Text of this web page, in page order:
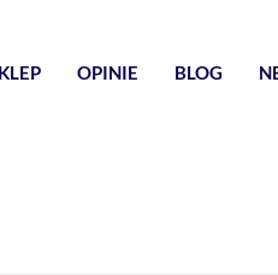
OPINIE BLOG